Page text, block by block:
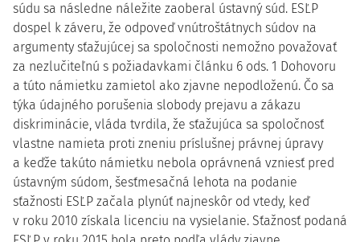
súdu sa následne náležite zaoberal ústavný súd. ESĽP
dospel k záveru, že odpoveď vnútroštátnych súdov na
argumenty sťažujúcej sa spoločnosti nemožno považovať
za nezlučiteľnú s požiadavkami článku 6 ods. 1 Dohovoru
a túto námietku zamietol ako zjavne nepodloženú. Čo sa
týka údajného porušenia slobody prejavu a zákazu
diskriminácie, vláda tvrdila, že sťažujúca sa spoločnosť
vlastne namieta proti zneniu príslušnej právnej úpravy
a keďže takúto námietku nebola oprávnená vzniesť pred
ústavným súdom, šesťmesačná lehota na podanie
sťažnosti ESĽP začala plynúť najneskôr od vtedy, keď
v roku 2010 získala licenciu na vysielanie. Sťažnosť podaná